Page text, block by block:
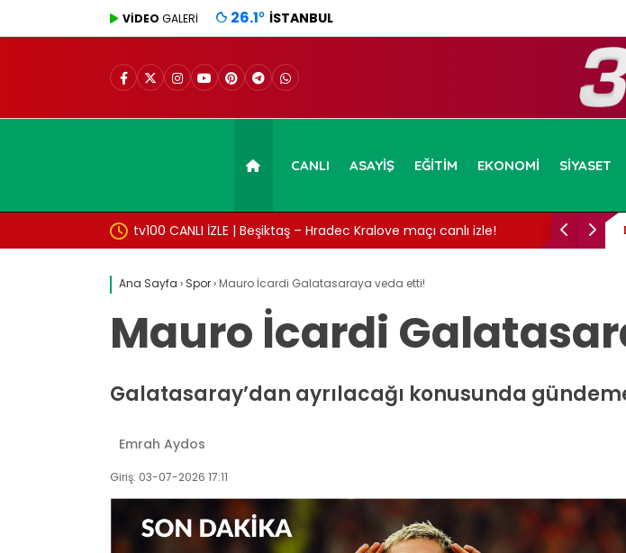
VİDEO GALERİ 26.1° İSTANBUL
CANLI ASAYIŞ EĞITIM EKONOMI SIYASET
CANLI İZLE | Beşiktaş – Hradec Kralove maçı canlı izle!
İzmit Belediyesi soruşturmasında
Ana Sayfa › Spor› Mauro İcardi Galatasaraya veda etti!
Mauro İcardi
Galatasaray’dan ayrılacağı konusunda
Emrah Aydos
Giriş: 03-07-2026 17:11